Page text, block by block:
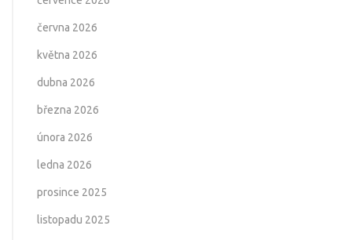
června 2026
května 2026
dubna 2026
března 2026
února 2026
ledna 2026
prosince 2025
listopadu 2025